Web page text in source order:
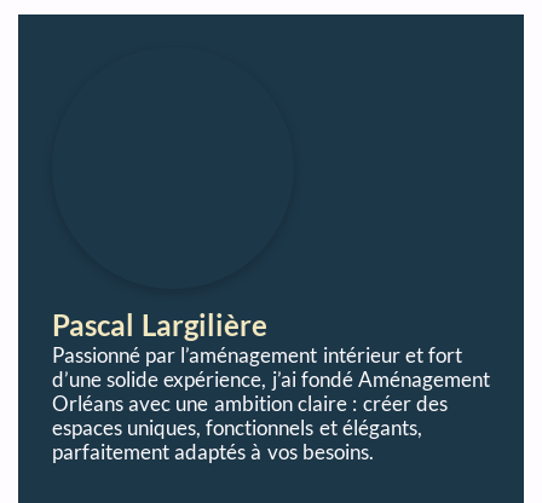
Pascal Largilière
Passionné par l’aménagement intérieur et fort
d’une solide expérience, j’ai fondé Aménagement
Orléans avec une ambition claire : créer des
espaces uniques, fonctionnels et élégants,
parfaitement adaptés à vos besoins.